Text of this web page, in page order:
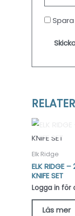
Elk Ridge
ELK RIDGE –
KNIFE SET
Logga in för
Läs mer